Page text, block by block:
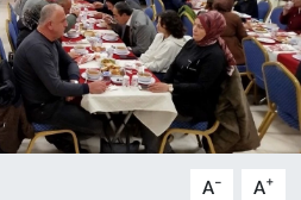
A- A+